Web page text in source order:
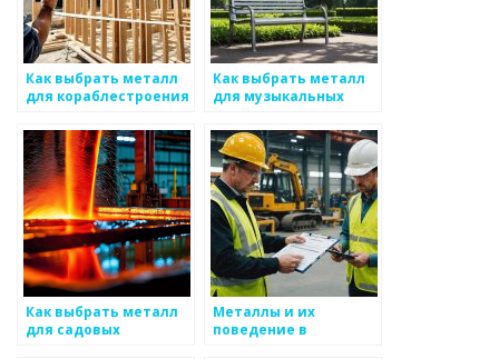
Как выбрать металл
для кораблестроения
Как выбрать металл
для музыкальных
Как выбрать металл
для садовых
Металлы и их
поведение в